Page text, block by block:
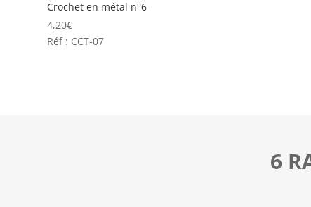
Crochet en métal n°6
4,20€
Réf : CCT-07
6